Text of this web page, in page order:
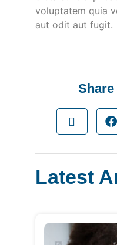
voluptatem quia
aut odit aut fugit.
Latest